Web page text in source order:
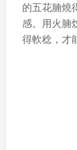
的五花腩燒
感。用火腩
得軟稔，才